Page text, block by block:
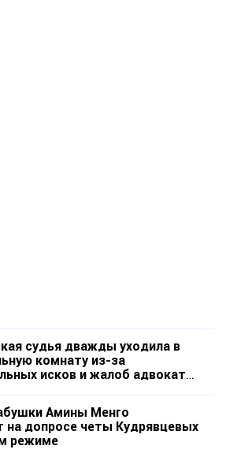
судья дважды уходила в
комнату из-за
исков и жалоб адвоката
Амины Менго
на допросе четы Кудрявцевых
режиме